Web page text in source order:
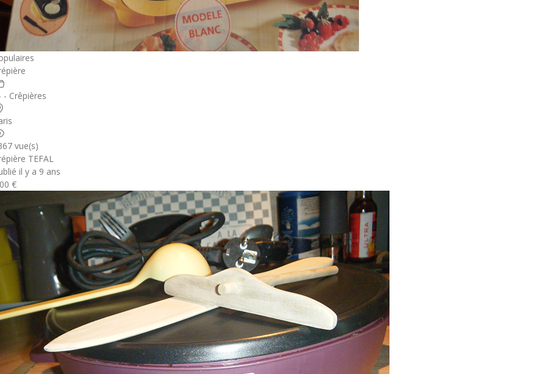
- Crêpières
vue(s)
TEFAL
il y a 9 ans
€